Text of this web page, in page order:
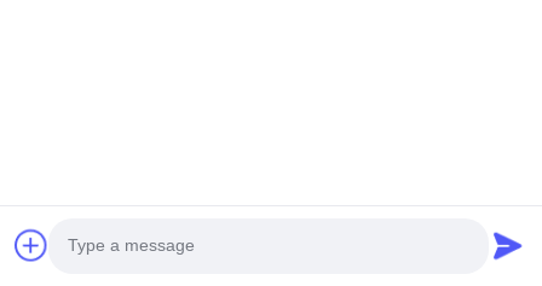
지금 문의